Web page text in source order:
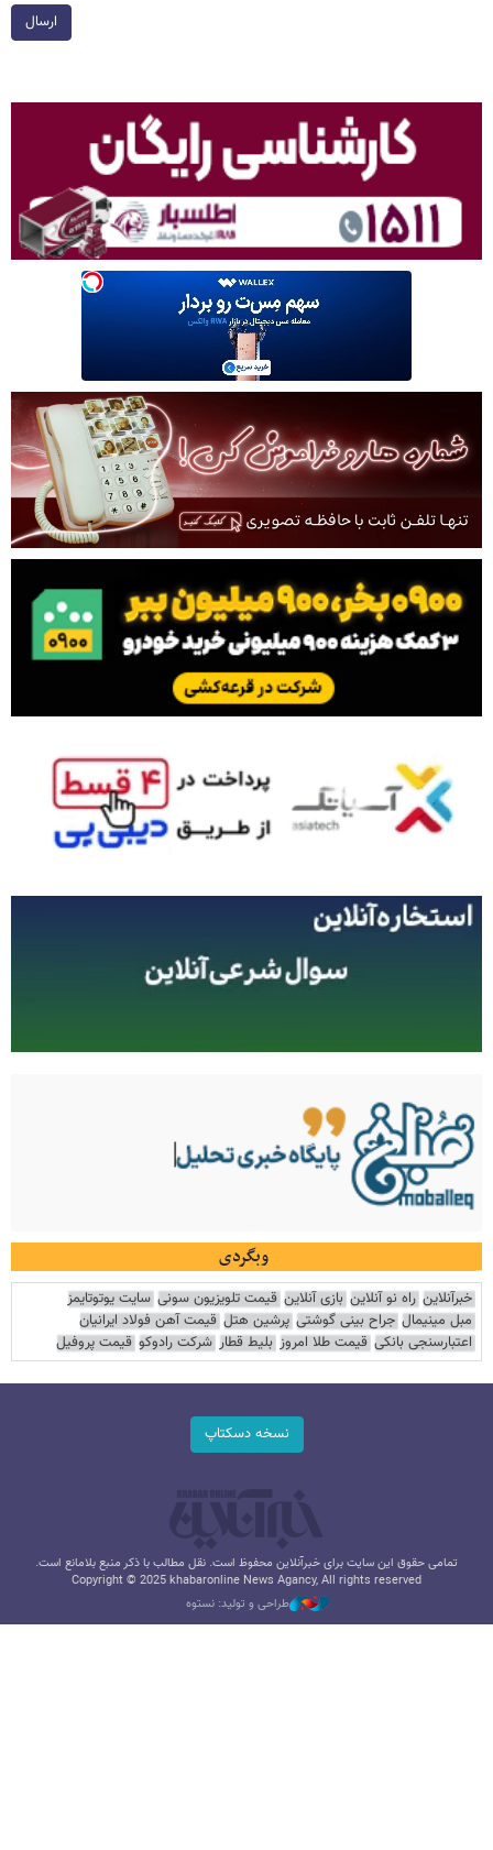
ارسال
وبگردی
خبرآنلاین راه نو آنلاین بازی آنلاین قیمت تلویزیون سونی سایت یوتوتایمز
مبل مینیمال جراح بینی گوشتی پرشین هتل قیمت آهن فولاد ایرانیان
اعتبارسنجی بانکی قیمت طلا امروز بلیط قطار شرکت رادوکو قیمت پروفیل
نسخه دسکتاپ
تمامی حقوق این سایت برای خبرآنلاین محفوظ است. نقل مطالب با ذکر منبع بلامانع است.
Copyright © 2025 khabaronline News Agancy, All rights reserved
طراحی و تولید: نستوه